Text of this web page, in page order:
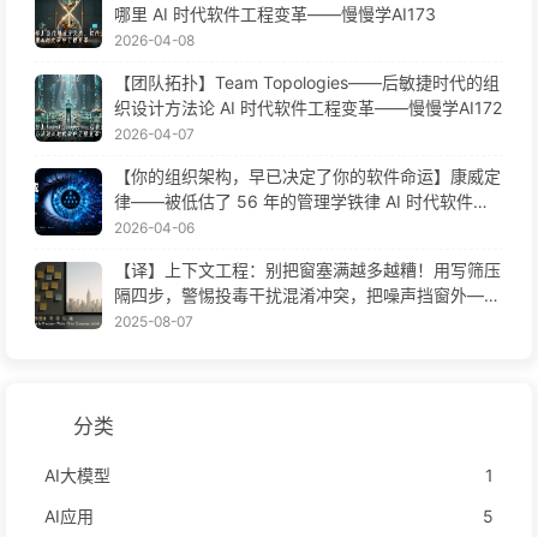
哪里 AI 时代软件工程变革——慢慢学AI173
2026-04-08
【团队拓扑】Team Topologies——后敏捷时代的组
织设计方法论 AI 时代软件工程变革——慢慢学AI172
2026-04-07
【你的组织架构，早已决定了你的软件命运】康威定
律——被低估了 56 年的管理学铁律 AI 时代软件工
程变革——慢慢学AI171
2026-04-06
【译】上下文工程：别把窗塞满越多越糟！用写筛压
隔四步，警惕投毒干扰混淆冲突，把噪声挡窗外——
慢慢学AI170
2025-08-07
分类
AI大模型
1
AI应用
5